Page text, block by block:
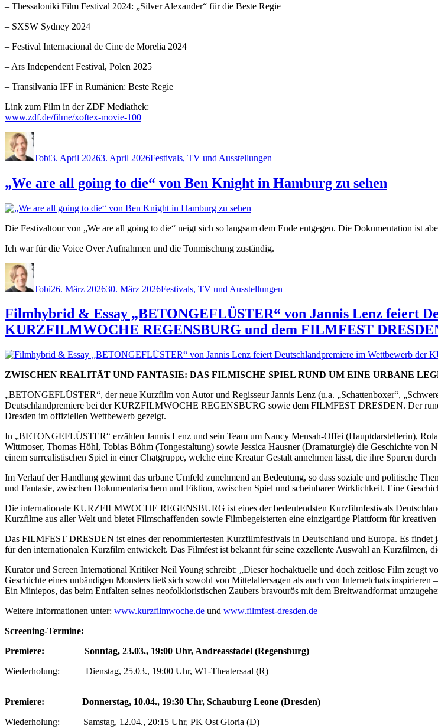
– Thessaloniki Film Festival 2024: „Silver Alexander“ für die Beste Regie
– SXSW Sydney 2024
– Festival Internacional de Cine de Morelia 2024
– Ars Independent Festival, Polen 2025
– Transilvania IFF in Rumänien: Beste Regie
Link zum Film in der ZDF Mediathek:
www.zdf.de/filme/xoftex-movie-100
Autor
Tobi3. April 20263. April 2026Festivals, TV und Ausstellungen
„We are all going to die“ von Ben Knight in Hamburg zu sehen
Die Festivaltour von „We are all going to die“ neigt sich so langsam dem Ende entgegen. Die Dokumentation ist
Ich war für die Voice Over Aufnahmen und die Tonmischung zuständig.
Autor
Tobi26. März 202630. März 2026Festivals, TV und Ausstellungen
Filmhybrid & Essay „BETONGEFLÜSTER“ von Jannis Lenz feiert
KURZFILMWOCHE REGENSBURG und dem FILMFEST
ZWISCHEN REALITÄT UND FANTASIE: DAS FILMISCHE SPIEL RUND UM EINE URBANE
„BETONGEFLÜSTER“, der neue Kurzfilm von Autor und Regisseur Jannis Lenz (u.a. „Schattenboxer“,
Deutschlandpremiere bei der KURZFILMWOCHE REGENSBURG sowie dem FILMFEST DRESDEN. Der
Dresden im offiziellen Wettbewerb gezeigt.
In „BETONGEFLÜSTER“ erzählen Jannis Lenz und sein Team um Nancy Mensah-Offei (Hauptdarstellerin),
Wittmoser, Thomas Höhl, Tobias Böhm (Tongestaltung) sowie Jessica Hausner (Dramaturgie) die Geschichte
einem surrealistischen Spiel in einer Chatgruppe, welche eine Kreatur Gestalt annehmen lässt, die ihre Spuren
Im Verlauf der Handlung gewinnt das urbane Umfeld zunehmend an Bedeutung, so dass soziale und politische
und Fantasie, zwischen Dokumentarischem und Fiktion, zwischen Spiel und scheinbarer Wirklichkeit. Eine
Die internationale KURZFILMWOCHE REGENSBURG ist eines der bedeutendsten Kurzfilmfestivals
Kurzfilme aus aller Welt und bietet Filmschaffenden sowie Filmbegeisterten eine einzigartige Plattform für
Das FILMFEST DRESDEN ist eines der renommiertesten Kurzfilmfestivals in Deutschland und Europa. Es
für den internationalen Kurzfilm entwickelt. Das Filmfest ist bekannt für seine exzellente Auswahl an Kurzfilmen,
Kurator und Screen International Kritiker Neil Young schreibt: „Dieser hochaktuelle und doch zeitlose Film zeugt
Geschichte eines unbändigen Monsters ließ sich sowohl von Mittelaltersagen als auch von Internetchats
Ein Miniepos, das beim Entfalten seines neofolkloristischen Zaubers bravourös mit dem Breitwandformat
Weitere Informationen unter: www.kurzfilmwoche.de und www.filmfest-dresden.de
Screening-Termine:
Premiere: Sonntag, 23.03., 19:00 Uhr, Andreasstadel (Regensburg)
Wiederholung: Dienstag, 25.03., 19:00 Uhr, W1-Theatersaal (R)
Premiere: Donnerstag, 10.04., 19:30 Uhr, Schauburg Leone (Dresden)
Wiederholung: Samstag, 12.04., 20:15 Uhr, PK Ost Gloria (D)